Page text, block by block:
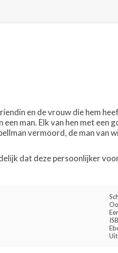
en de vrouw die hem
man. Elk van hen met een
vermoord, de man van
dat deze persoonlijker